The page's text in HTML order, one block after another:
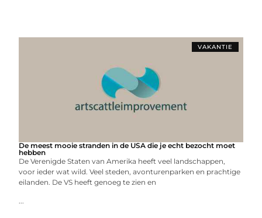
VAKANTIE
De meest mooie stranden in de USA die je echt bezocht moet
hebben
De Verenigde Staten van Amerika heeft veel landschappen,
voor ieder wat wild. Veel steden, avonturenparken en prachtige
eilanden. De VS heeft genoeg te zien en
...